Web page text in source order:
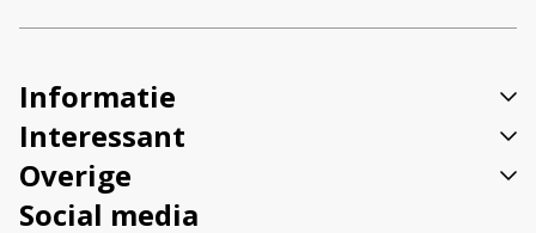
:
Informatie
Interessant
Overige
Social media